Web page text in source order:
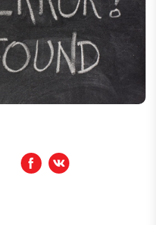
FacebookвКонтакте